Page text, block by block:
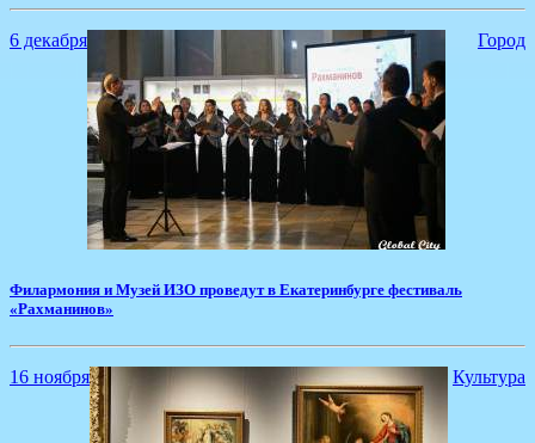
6 декабря Город
Филармония и Музей ИЗО проведут в Екатеринбурге фестиваль
«Рахманинов»
16 ноября Культура